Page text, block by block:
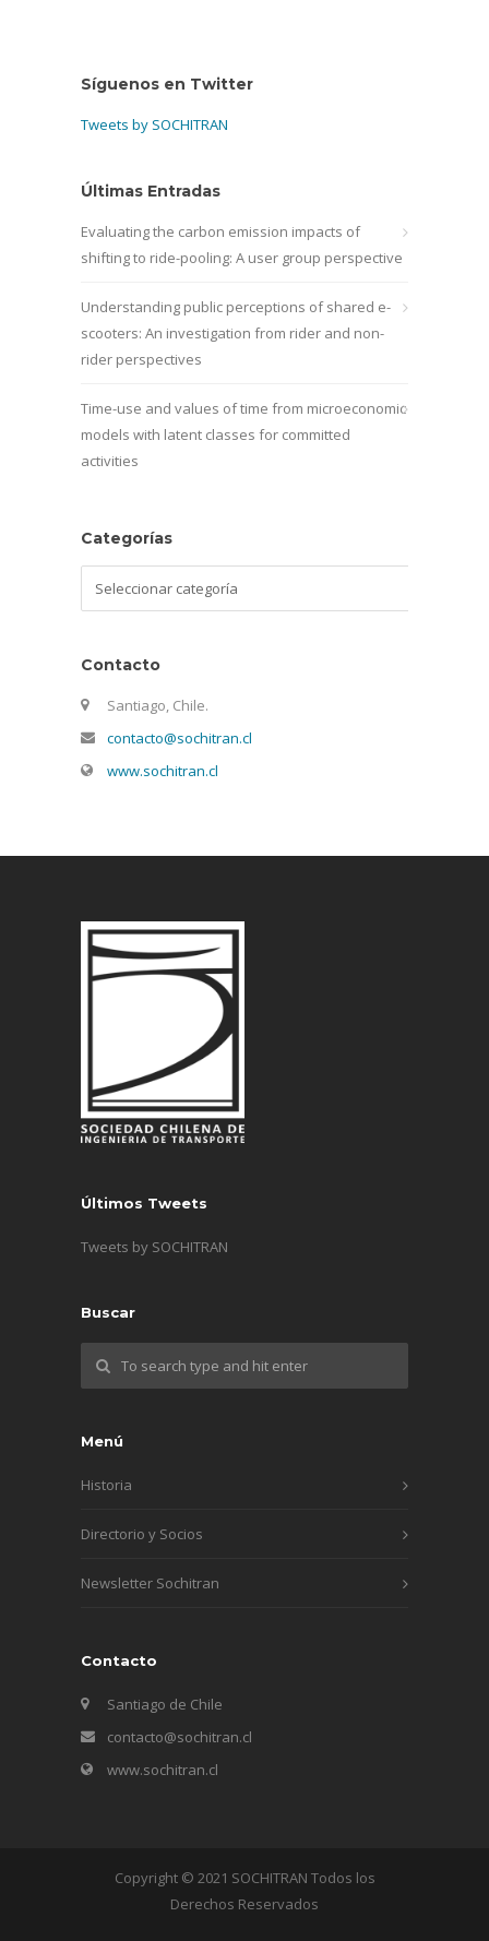
Síguenos en Twitter
Tweets by SOCHITRAN
Últimas Entradas
Evaluating the carbon emission impacts of
shifting to ride-pooling: A user group perspective
Understanding public perceptions of shared e-
scooters: An investigation from rider and non-
rider perspectives
Time-use and values of time from microeconomic
models with latent classes for committed
activities
Categorías
Contacto
Santiago, Chile.
contacto@sochitran.cl
www.sochitran.cl
Últimos Tweets
Tweets by SOCHITRAN
Buscar
Menú
Historia
Directorio y Socios
Newsletter Sochitran
Contacto
Santiago de Chile
contacto@sochitran.cl
www.sochitran.cl
Copyright © 2021 SOCHITRAN Todos los
Derechos Reservados